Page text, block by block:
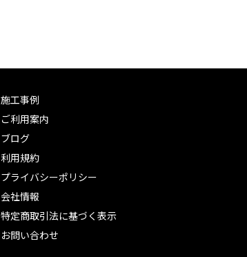
施工事例
ご利用案内
ブログ
利用規約
プライバシーポリシー
会社情報
特定商取引法に基づく表示
お問い合わせ